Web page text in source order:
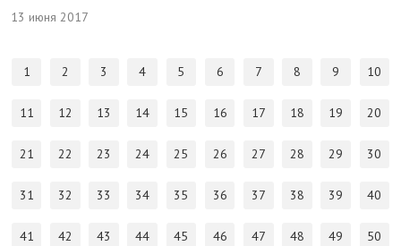
13 июня 2017
1 2 3 4 5 6 7 8 9 10
11 12 13 14 15 16 17 18 19 20
21 22 23 24 25 26 27 28 29 30
31 32 33 34 35 36 37 38 39 40
41 42 43 44 45 46 47 48 49 50